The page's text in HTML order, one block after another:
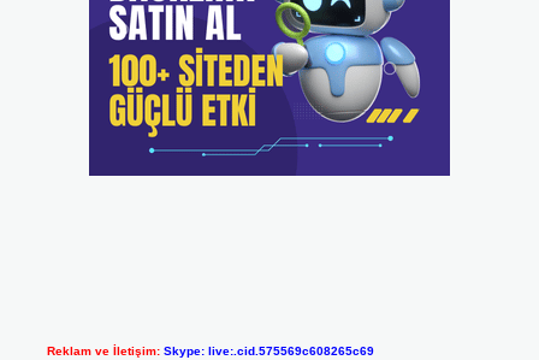
Reklam ve İletişim: Skype: live:.cid.575569c608265c69